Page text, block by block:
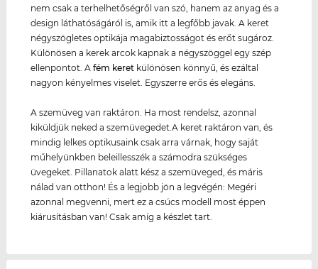
nem csak a terhelhetőségről van szó, hanem az anyag és a
design láthatóságáról is, amik itt a legfőbb javak. A keret
négyszögletes optikája magabiztosságot és erőt sugároz.
Különösen a kerek arcok kapnak a négyszöggel egy szép
ellenpontot. Afém keret különösen könnyű, és ezáltal
nagyon kényelmes viselet. Egyszerre erős és elegáns.
A szemüveg van raktáron. Ha most rendelsz, azonnal
kiküldjük neked a szemüvegedet.A keret raktáron van, és
mindig lelkes optikusaink csak arra várnak, hogy saját
műhelyünkben beleillesszék a számodra szükséges
üvegeket. Pillanatok alatt kész a szemüveged, és máris
nálad van otthon! És a legjobb jön a legvégén: Megéri
azonnal megvenni, mert ez a csúcs modell most éppen
kiárusításban van! Csak amíg a készlet tart.